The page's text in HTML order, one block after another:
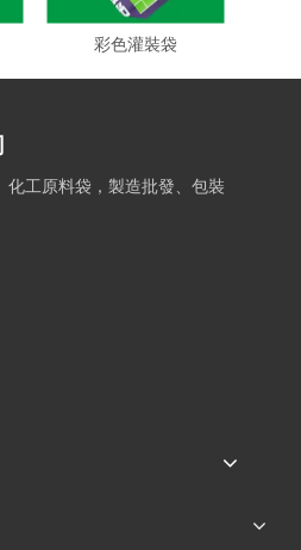
彩色灌裝袋
工原料袋，製造批發、包裝